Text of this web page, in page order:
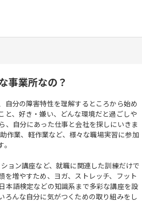
事業所なの？
自分の障害特性を理解するところから始め
と、好き・嫌い、どんな環境だと過ごしや
、自分にあった仕事と会社を探しにいきま
作業、軽作業など、様々な職場実習に参加
ョン講座など、就職に関連した訓練だけで
を増やすため、ヨガ、ストレッチ、フット
本語検定などの知識系まで多彩な講座を設
ろんな自分に気がつくための取り組みをし